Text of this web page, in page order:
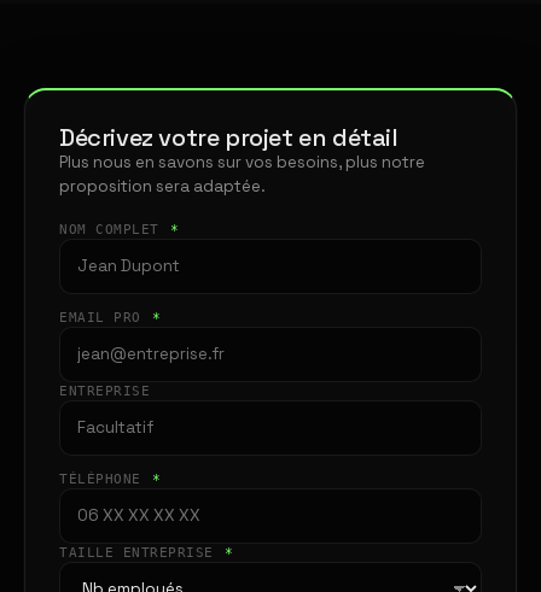
Décrivez votre projet en détail
Plus nous en savons sur vos besoins, plus notre
proposition sera adaptée.
NOM COMPLET *
EMAIL PRO *
ENTREPRISE
TÉLÉPHONE *
TAILLE ENTREPRISE *